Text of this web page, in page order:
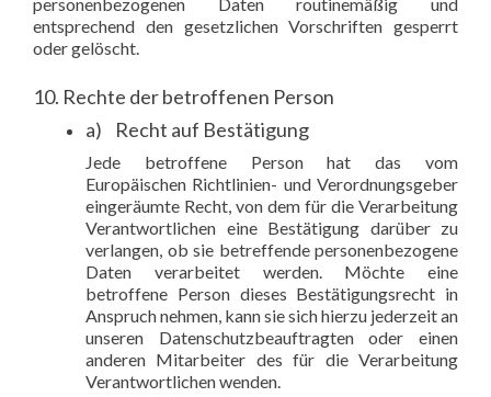
entsprechend den gesetzlichen Vorschriften gesperrt
oder gelöscht.
10. Rechte der betroffenen Person
a) Recht auf Bestätigung
Jede betroffene Person hat das vom
Europäischen Richtlinien- und Verordnungsgeber
eingeräumte Recht, von dem für die Verarbeitung
Verantwortlichen eine Bestätigung darüber zu
verlangen, ob sie betreffende personenbezogene
Daten verarbeitet werden. Möchte eine
betroffene Person dieses Bestätigungsrecht in
Anspruch nehmen, kann sie sich hierzu jederzeit an
unseren Datenschutzbeauftragten oder einen
anderen Mitarbeiter des für die Verarbeitung
Verantwortlichen wenden.